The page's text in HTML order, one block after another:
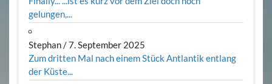
gelungen,...
Stephan/7. September 2025
Zum dritten Mal nach einem Stück Antlantik entlang
der Küste...